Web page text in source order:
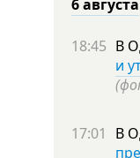
6 августа
18:45 В
и
17:01 В